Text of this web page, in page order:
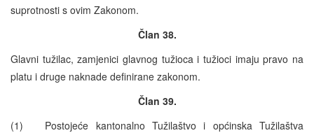
suprotnosti s ovim Zakonom.
Član 38.
Glavni tužilac, zamjenici glavnog tužioca i tužioci imaju pravo na
platu i druge naknade definirane zakonom.
Član 39.
(1) Postojeće kantonalno Tužilaštvo i općinska Tužilaštva